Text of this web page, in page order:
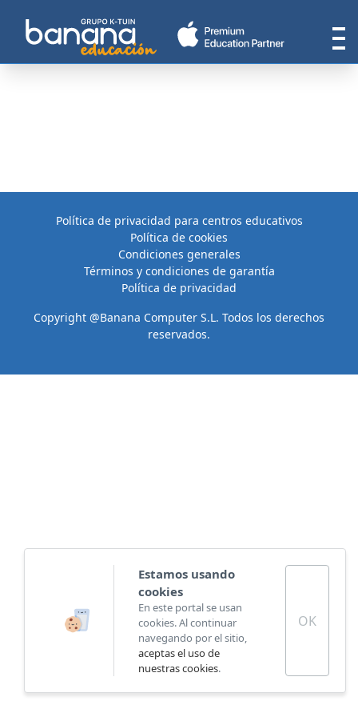
Política de privacidad para centros educativos
Política de cookies
Condiciones generales
Términos y condiciones de garantía
Política de privacidad
Copyright @Banana Computer S.L. Todos los derechos
reservados.
Estamos usando
cookies
En este portal se usan
cookies. Al continuar
navegando por el sitio,
aceptas el uso de
nuestras cookies.
OK